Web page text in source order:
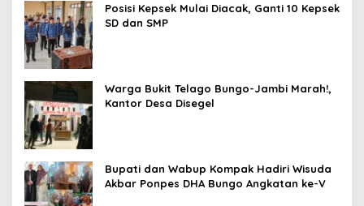
Posisi Kepsek Mulai Diacak, Ganti 10 Kepsek
SD dan SMP
Warga Bukit Telago Bungo-Jambi Marah!,
Kantor Desa Disegel
Bupati dan Wabup Kompak Hadiri Wisuda
Akbar Ponpes DHA Bungo Angkatan ke-V